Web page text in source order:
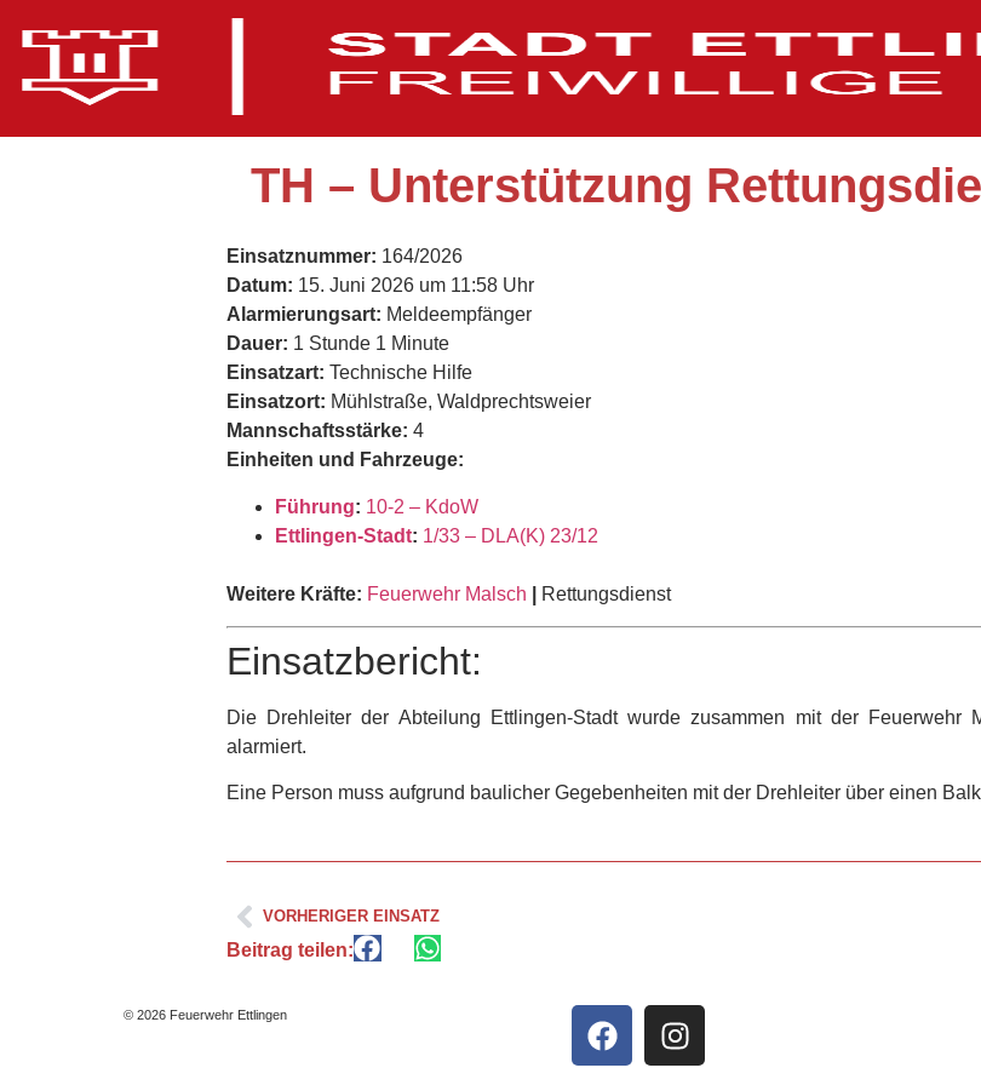
TH – Unterstützung
Einsatznummer: 164/2026
Datum: 15. Juni 2026 um 11:58 Uhr
Alarmierungsart: Meldeempfänger
Dauer: 1 Stunde 1 Minute
Einsatzart: Technische Hilfe
Einsatzort: Mühlstraße, Waldprechtsweier
Mannschaftsstärke: 4
Einheiten und Fahrzeuge:
Führung: 10-2 – KdoW
Ettlingen-Stadt: 1/33 – DLA(K) 23/12
Weitere Kräfte: Feuerwehr Malsch Rettungsdienst
Einsatzbericht:
Die Drehleiter der Abteilung Ettlingen-Stadt wurde zusammen mit der Feuerwehr
alarmiert.
Eine Person muss aufgrund baulicher Gegebenheiten mit der Drehleiter über einen
VORHERIGER EINSATZ
Beitrag teilen:
© 2026 Feuerwehr Ettlingen